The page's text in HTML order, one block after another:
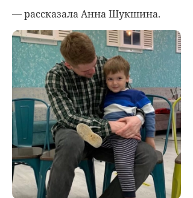
— рассказала Анна Шукшина.